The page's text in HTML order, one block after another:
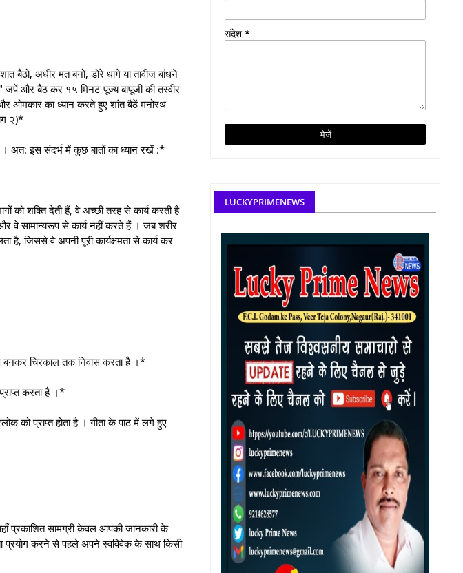
बैठो, अधीर मत बनो, डोरे धागे या तावीज बांधने
और बैठ कर १५ मिनट पूज्य बापूजी की तस्वीर
का ध्यान करते हुए शांत बैठें मनोरथ
२)*
। अत: इस संदर्भ में कुछ बातों का ध्यान रखें :*
को शक्ति देती हैं, वे अच्छी तरह से कार्य करती है
वे सामान्यरूप से कार्य नहीं करते हैं । जब शरीर
है, जिससे वे अपनी पूरी कार्यक्षमता से कार्य कर
बनकर चिरकाल तक निवास करता है ।*
करता है ।*
को प्राप्त होता है । गीता के पाठ में लगे हुए
प्रकाशित सामग्री केवल आपकी जानकारी के
प्रयोग करने से पहले अपने स्वविवेक के साथ किसी
संदेश*
LUCKYPRIMENEWS